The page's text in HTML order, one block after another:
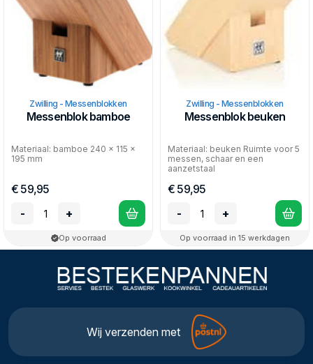
Zwilling - Messenblokken
Messenblok bamboe
Materiaal: bamboe 240 x 115 x
195 mm
€ 59,95
-
+
Op voorraad
Zwilling - Messenblokken
Messenblok beuken
Materiaal: beuken Ruimte voor 5
messen, schaar en een
aanzetstaal
€ 59,95
-
+
Op voorraad in 15 werkdagen
Wij verzenden met